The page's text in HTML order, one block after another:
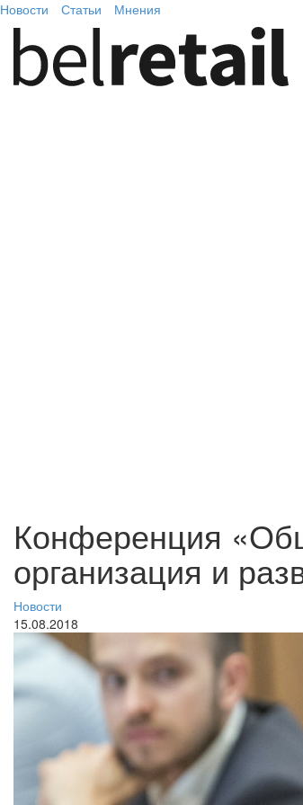
Новости Статьи Мнения
Конференция
организация и
Новости
15.08.2018